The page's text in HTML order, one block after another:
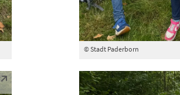
© Stadt Paderborn